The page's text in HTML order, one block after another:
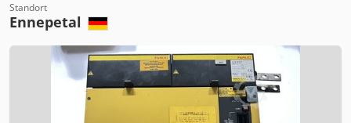
Standort
Ennepetal